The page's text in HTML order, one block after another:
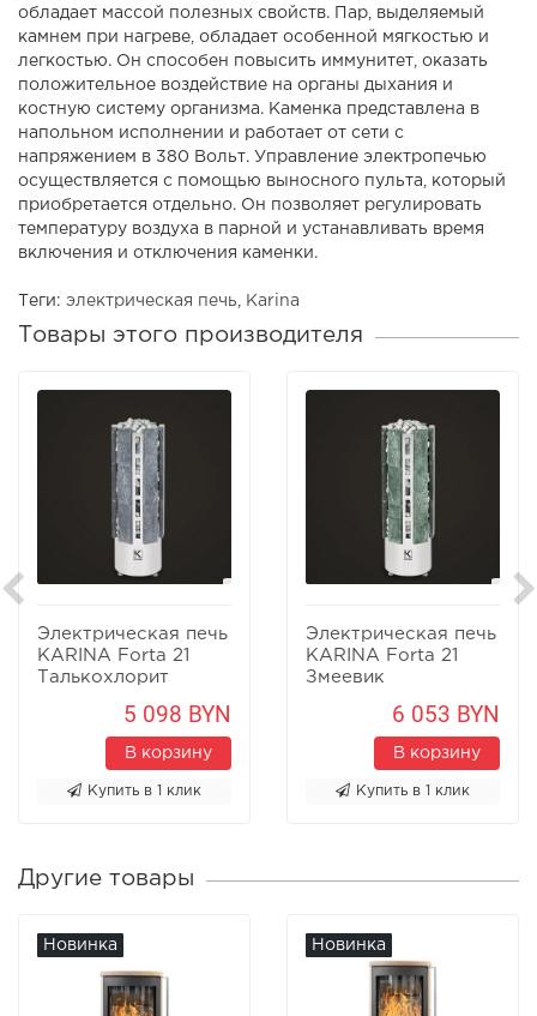
обладает массой полезных свойств. Пар, выделяемый
камнем при нагреве, обладает особенной мягкостью и
легкостью. Он способен повысить иммунитет, оказать
положительное воздействие на органы дыхания и
костную систему организма. Каменка представлена в
напольном исполнении и работает от сети с
напряжением в 380 Вольт. Управление электропечью
осуществляется с помощью выносного пульта, который
приобретается отдельно. Он позволяет регулировать
температуру воздуха в парной и устанавливать время
включения и отключения каменки.
Теги: электрическая печь Karina
Товары этого производителя
Электрическая печь
KARINA Forta 21
Талькохлорит
5 098 BYN
В корзину
Купить в 1 клик
Электрическая печь
KARINA Forta 21
Змеевик
6 053 BYN
В корзину
Купить в 1 клик
Другие товары
Новинка Новинка